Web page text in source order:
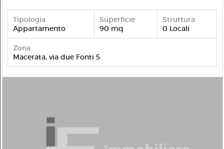
Tipologia
Appartamento
Superficie
90 mq
Struttura
0 Locali
Zona
Macerata, via due Fonti 5